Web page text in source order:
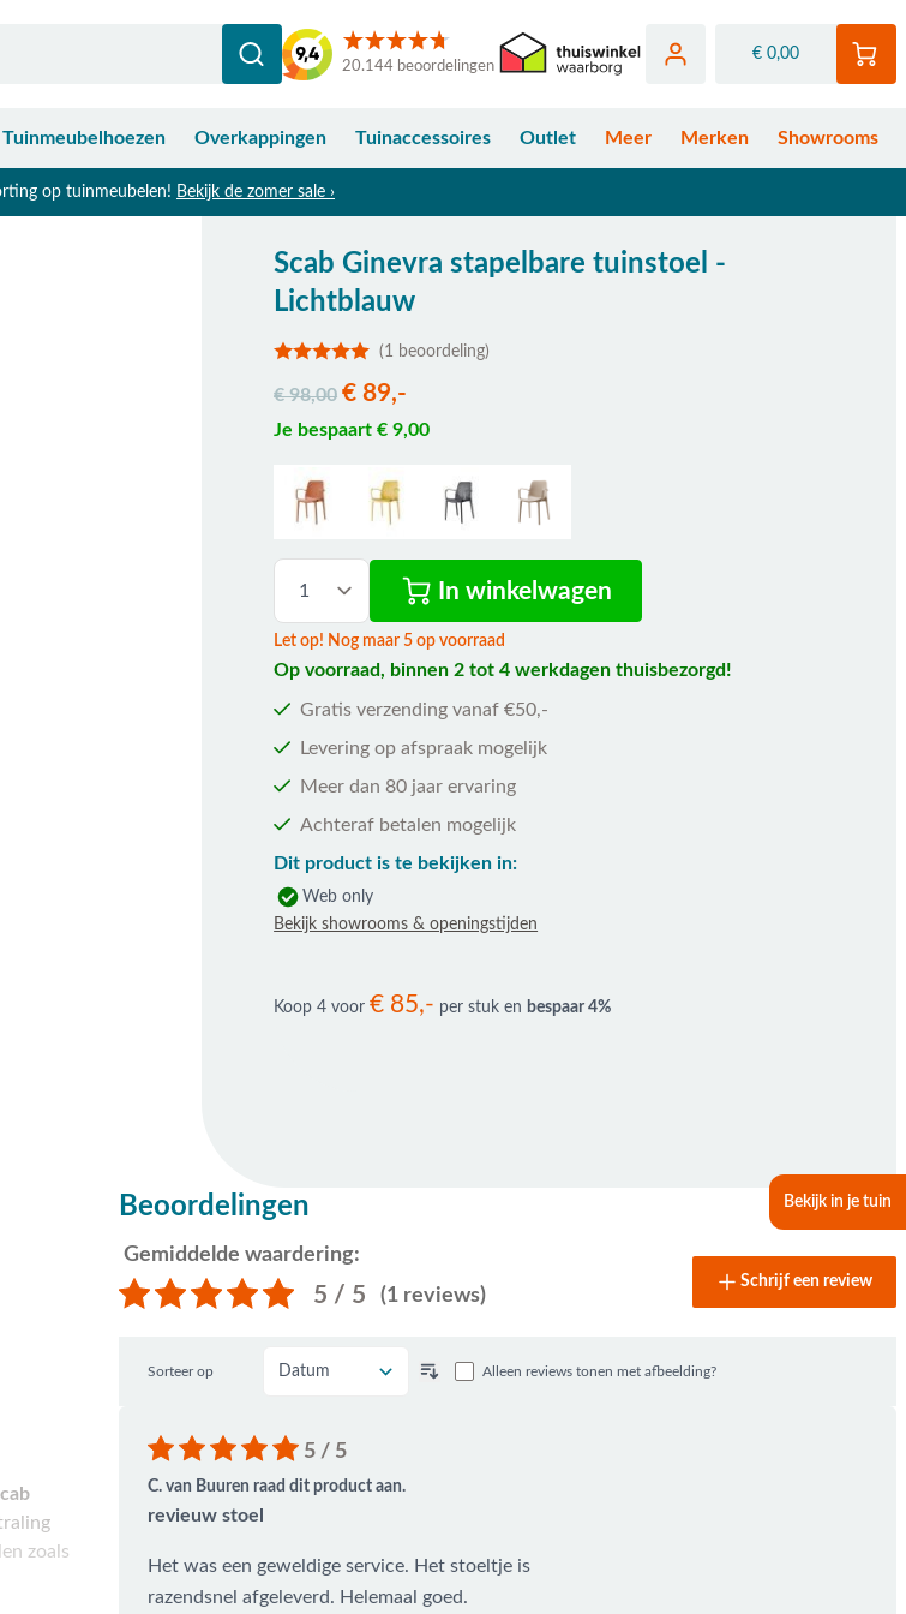
20.144 beoordelingen
€ 0,00
Tuinmeubelhoezen Overkappingen Tuinaccessoires Outlet Meer Merken Showrooms
op tuinmeubelen! Bekijk de zomer sale ›
Bekijk in je tuin
Scab Ginevra stapelbare tuinstoel -
Lichtblauw
(1 beoordeling)
€ 98,00 € 89,-
Je bespaart € 9,00
In winkelwagen
Let op! Nog maar 5 op voorraad
Op voorraad, binnen 2 tot 4 werkdagen thuisbezorgd!
Gratis verzending vanaf €50,-
Levering op afspraak mogelijk
Meer dan 80 jaar ervaring
Achteraf betalen mogelijk
Dit product is te bekijken in:
Web only
Bekijk showrooms & openingstijden
Koop 4 voor€ 85,- per stuk en bespaar 4%
zoals
Beoordelingen
Gemiddelde waardering:
5 / 5 (1 reviews)
Schrijf een review
Alleen reviews tonen met afbeelding?
Sorteer op
5 / 5
C. van Buuren raad dit product aan.
revieuw stoel
Het was een geweldige service. Het stoeltje is
razendsnel afgeleverd. Helemaal goed.